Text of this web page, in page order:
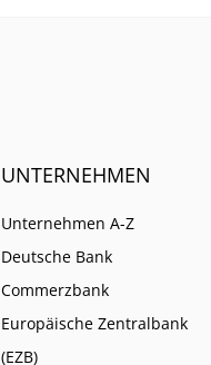
UNTERNEHMEN
Unternehmen A-Z
Deutsche Bank
Commerzbank
Europäische Zentralbank
(EZB)